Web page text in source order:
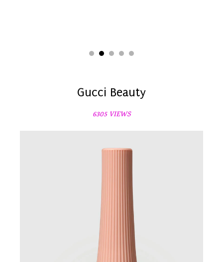
Gucci Beauty
6305 VIEWS